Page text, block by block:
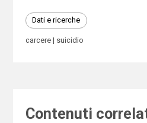
Dati e ricerche
carcere suicidio
Contenuti